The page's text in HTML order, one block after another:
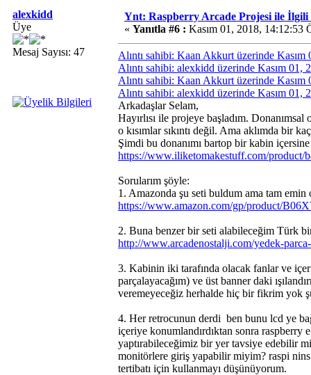
alexkidd
Üye
Mesaj Sayısı: 47
Ynt: Raspberry Arcade Projesi ile İlgili
« Yanıtla #6 : Kasım 01, 2018, 14:12:53
Alıntı sahibi: Kaan Akkurt üzerinde
Alıntı sahibi: alexkidd üzerinde Kasım 01,
Alıntı sahibi: Kaan Akkurt üzerinde
Alıntı sahibi: alexkidd üzerinde Kasım 01,
Arkadaşlar Selam,
Hayırlısı ile projeye başladım.
o kısımlar sıkıntı değil. Ama aklımda bir
Şimdi bu donanımı bartop bir kabin
https://www.iliketomakestuff.com/product/
Sorularım şöyle:
1. Amazonda şu seti buldum ama tam
https://www.amazon.com/gp/product/
2. Buna benzer bir seti alabileceğim Türk
http://www.arcadenostalji.com/yedek-
3. Kabinin iki tarafında olacak fanlar ve
parçalayacağım) ve üst banner daki
veremeyeceğiz herhalde hiç bir fikrim yok
4. Her retrocunun derdi ben bunu lcd ye
içeriye konumlandırdıktan sonra
yaptırabileceğimiz bir yer tavsiye edebilir
monitörlere giriş yapabilir miyim? raspi nins
tertibatı için kullanmayı düşünüyorum.